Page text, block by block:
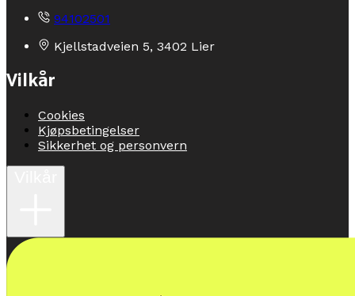
94102501
Kjellstadveien 5, 3402 Lier
Vilkår
Cookies
Kjøpsbetingelser
Sikkerhet og personvern